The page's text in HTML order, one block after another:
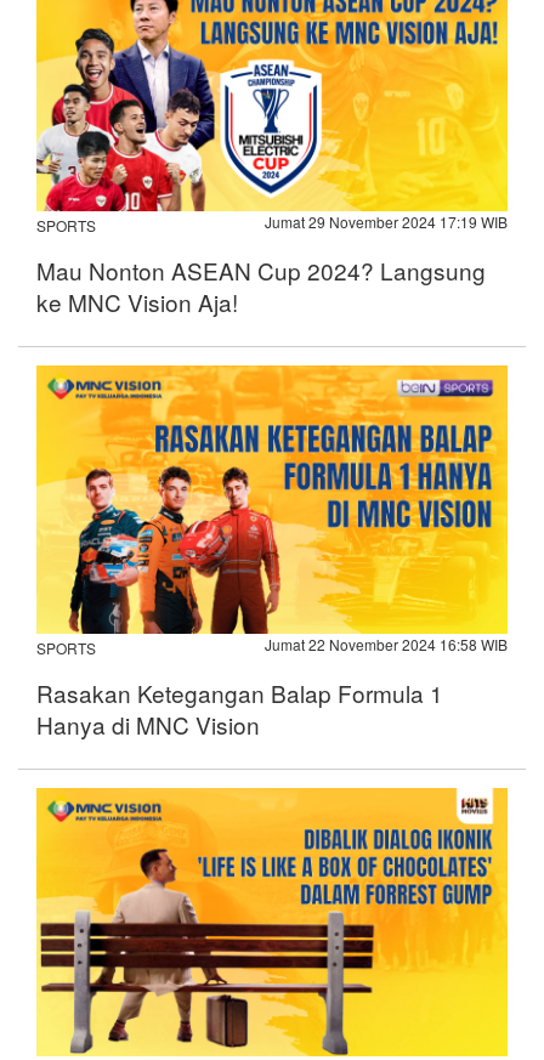
SPORTS Jumat 29 November 2024 17:19 WIB
Mau Nonton ASEAN Cup 2024? Langsung
ke MNC Vision Aja!
SPORTS Jumat 22 November 2024 16:58 WIB
Rasakan Ketegangan Balap Formula 1
Hanya di MNC Vision